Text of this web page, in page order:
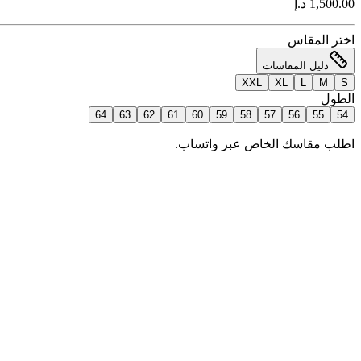
1,500.00 د.إ
اختر المقاس
دليل المقاسات
S
M
XL
XXL
الطول
54
55
56
57
58
59
60
61
62
63
64
اطلب مقاسك الخاص عبر واتساب.